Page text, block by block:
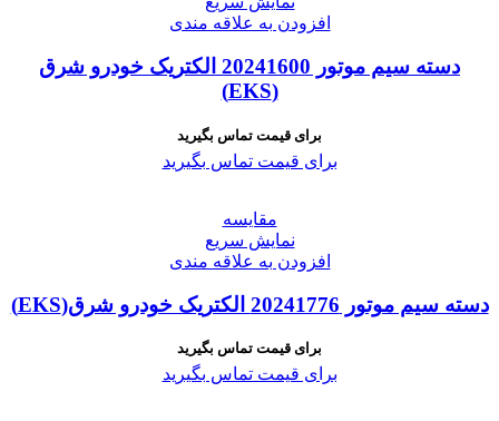
افزودن به علاقه مندی
دسته سیم موتور 20241600 الکتریک خودرو شرق
(EKS)
برای قیمت تماس بگیرید
برای قیمت تماس بگیرید
مقايسه
نمایش سریع
افزودن به علاقه مندی
دسته سیم موتور 20241776 الکتریک خودرو شرق(EKS)
برای قیمت تماس بگیرید
برای قیمت تماس بگیرید